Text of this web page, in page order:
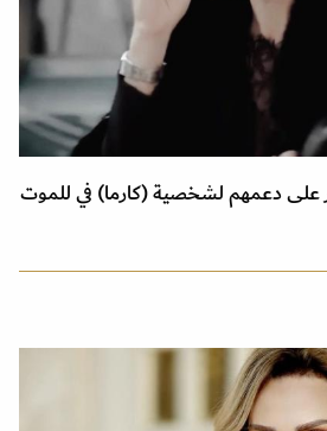
على دعمهم لشخصية (كارما) في للموت